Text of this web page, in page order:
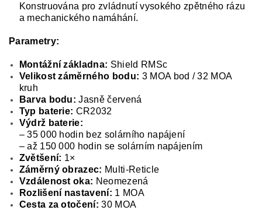
Konstruována pro zvládnutí vysokého zpětného rázu
a mechanického namáhání.
Parametry:
Montážní základna: Shield RMSc
Velikost záměrného bodu: 3 MOA bod / 32 MOA
kruh
Barva bodu: Jasně červená
Typ baterie: CR2032
Výdrž baterie:
– 35 000 hodin bez solárního napájení
– až 150 000 hodin se solárním napájením
Zvětšení: 1×
Záměrný obrazec: Multi-Reticle
Vzdálenost oka: Neomezená
Rozlišení nastavení: 1 MOA
Cesta za otočení: 30 MOA